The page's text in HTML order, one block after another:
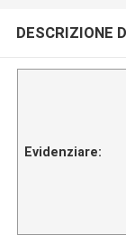
DESCRIZIONE
Evidenziare: